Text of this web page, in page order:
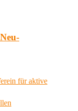
für aktive